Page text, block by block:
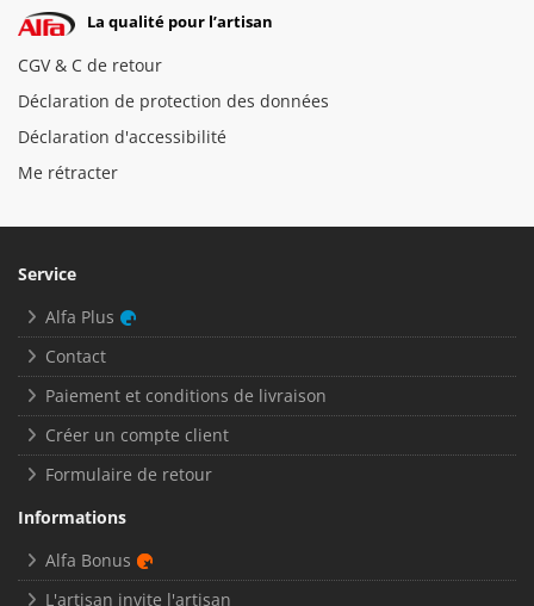
La qualité pour l’artisan
CGV & C de retour
Déclaration de protection des données
Déclaration d'accessibilité
Me rétracter
Service
Alfa Plus
Contact
Paiement et conditions de livraison
Créer un compte client
Formulaire de retour
Informations
Alfa Bonus
L'artisan invite l'artisan